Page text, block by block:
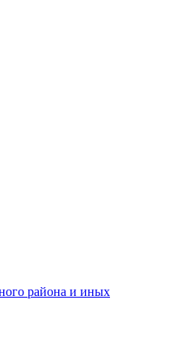
района и иных